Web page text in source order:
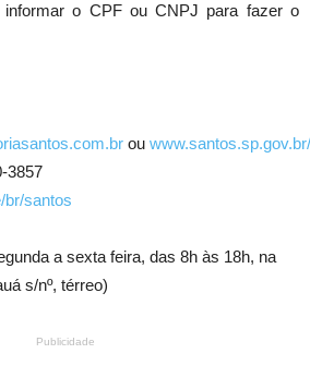
informar o CPF ou CNPJ para fazer o
ou
3857
br/santos
a sexta feira, das 8h às 18h, na
s/nº, térreo)
Publicidade